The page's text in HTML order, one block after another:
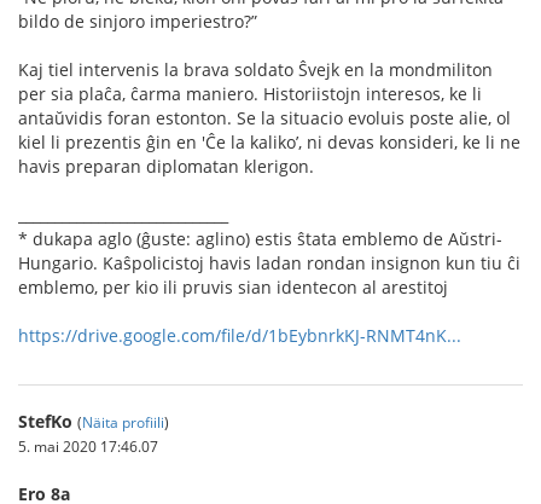
bildo de sinjoro imperiestro?”
Kaj tiel intervenis la brava soldato Ŝvejk en la mondmiliton
per sia plaĉa, ĉarma maniero. Historiistojn interesos, ke li
antaŭvidis foran estonton. Se la situacio evoluis poste alie, ol
kiel li prezentis ĝin en 'Ĉe la kaliko’, ni devas konsideri, ke li ne
havis preparan diplomatan klerigon.
* dukapa aglo (ĝuste: aglino) estis ŝtata emblemo de Aŭstri-
Hungario. Kaŝpolicistoj havis ladan rondan insignon kun tiu ĉi
emblemo, per kio ili pruvis sian identecon al arestitoj
https://drive.google.com/file/d/1bEybnrkKJ-RNMT4nK...
StefKo (Näita profiili)
5. mai 2020 17:46.07
Ero 8a